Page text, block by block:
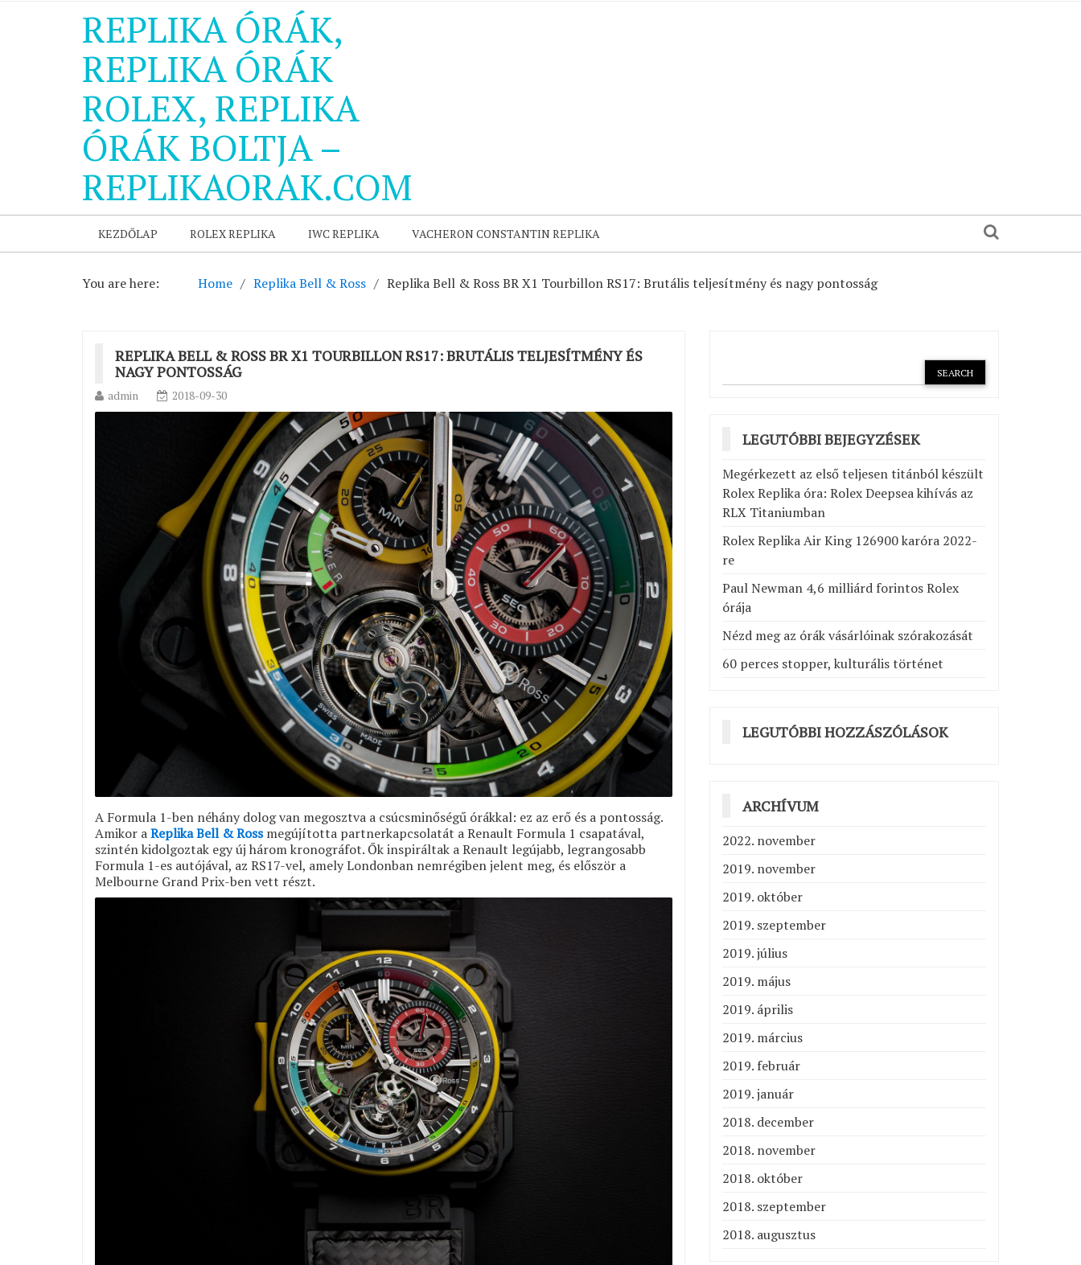
REPLIKA ÓRÁK,
REPLIKA ÓRÁK
ROLEX, REPLIKA
ÓRÁK BOLTJA –
REPLIKAORAK.COM
KEZDŐLAP ROLEX REPLIKA IWC REPLIKA VACHERON CONSTANTIN REPLIKA
You are here: Home Replika Bell & Ross Replika Bell & Ross BR X1 Tourbillon RS17: Brutális teljesítmény és nagy pontosság
REPLIKA BELL & ROSS BR X1 TOURBILLON RS17: BRUTÁLIS TELJESÍTMÉNY ÉS
NAGY PONTOSSÁG
admin 2018-09-30
A Formula 1-ben néhány dolog van megosztva a csúcsminőségű órákkal: ez az erő és a pontosság.
Amikor aReplika Bell & Rossmegújította partnerkapcsolatát a Renault Formula 1 csapatával,
szintén kidolgoztak egy új három kronográfot. Ők inspiráltak a Renault legújabb, legrangosabb
Formula 1-es autójával, az RS17-vel, amely Londonban nemrégiben jelent meg, és először a
Melbourne Grand Prix-ben vett részt.
LEGUTÓBBI BEJEGYZÉSEK
Megérkezett az első teljesen titánból készült
Rolex Replika óra: Rolex Deepsea kihívás az
RLX Titaniumban
Rolex Replika Air King 126900 karóra 2022-
re
Paul Newman 4,6 milliárd forintos Rolex
órája
Nézd meg az órák vásárlóinak szórakozását
60 perces stopper, kulturális történet
LEGUTÓBBI HOZZÁSZÓLÁSOK
ARCHÍVUM
2022. november
2019. november
2019. október
2019. szeptember
2019. július
2019. május
2019. április
2019. március
2019. február
2019. január
2018. december
2018. november
2018. október
2018. szeptember
2018. augusztus